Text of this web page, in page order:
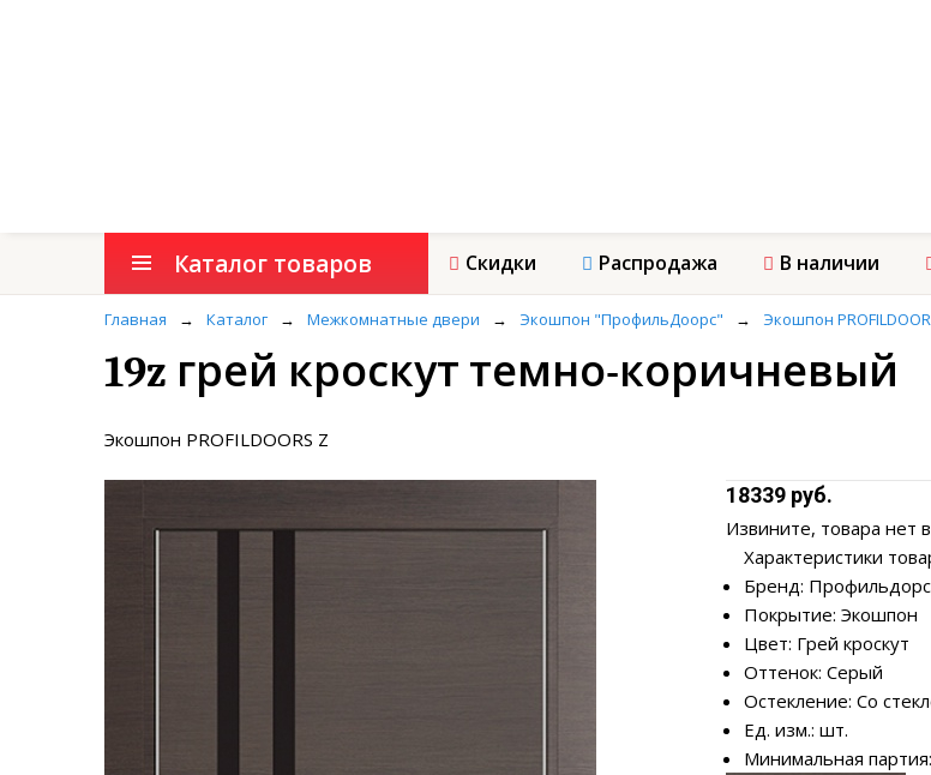
Каталог товаров Скидки Распродажа В наличии
Главная → Каталог → Межкомнатные двери → Экошпон "ПрофильДоорс" → Экошпон
19z грей кроскут темно-коричневый
Экошпон PROFILDOORS Z
18339 руб.
Извините, товара нет
Характеристики
Бренд: Профильдорс
Покрытие: Экошпон
Цвет: Грей кроскут
Оттенок: Серый
Остекление: Со
Ед. изм.: шт.
Минимальная